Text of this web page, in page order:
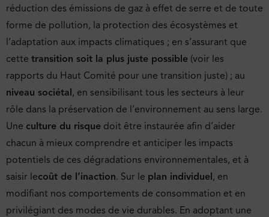
réduction des émissions de gaz à effet de serre et de toute
forme de pollution, la protection des écosystèmes et
l’adaptation aux impacts climatiques ; en s’assurant que
cette transition soit la plus juste possible (voir les
rapports du Haut Comité pour une transition juste) ; au
niveau sociétal, en sensibilisant tous les secteurs à leur
rôle dans la préservation de l’environnement au sens large.
Une culture du risque doit être instaurée afin d’aider
chacun à mieux comprendre et anticiper les impacts
potentiels de ces dégradations environnementales, et à
saisir lecoût de l’inaction. Sur le plan individuel, en
modifiant nos comportements de consommation et en
privilégiant des modes de vie durables. En adoptant une